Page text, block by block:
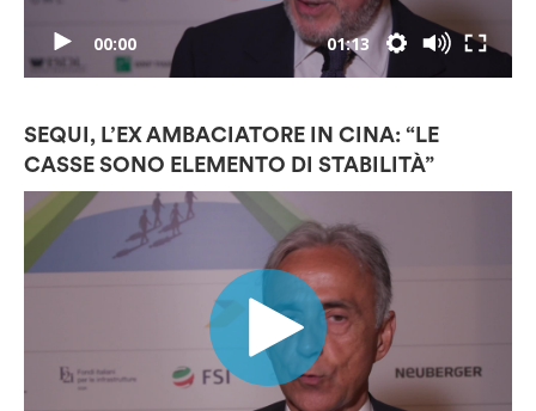
00:00 01:13
SEQUI, L’EX AMBACIATORE IN CINA: “LE
CASSE SONO ELEMENTO DI STABILITÀ”